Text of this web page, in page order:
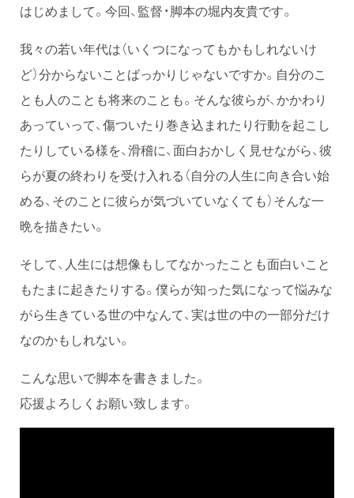
はじめまして。今回、監督・脚本の堀内友貴です。
我々の若い年代は（いくつになってもかもしれないけ
ど）分からないことばっかりじゃないですか。自分のこ
とも人のことも将来のことも。そんな彼らが、かかわり
あっていって、傷ついたり巻き込まれたり行動を起こし
たりしている様を、滑稽に、面白おかしく見せながら、彼
らが夏の終わりを受け入れる（自分の人生に向き合い始
める、そのことに彼らが気づいていなくても）そんな一
晩を描きたい。
そして、人生には想像もしてなかったことも面白いこと
もたまに起きたりする。僕らが知った気になって悩みな
がら生きている世の中なんて、実は世の中の一部分だけ
なのかもしれない。
こんな思いで脚本を書きました。
応援よろしくお願い致します。